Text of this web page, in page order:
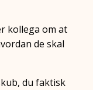
kollega om at
de skal
du faktisk